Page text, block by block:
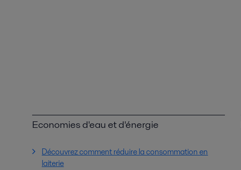
Economies d'eau et d'énergie
Découvrez comment réduire la consommation en
laiterie